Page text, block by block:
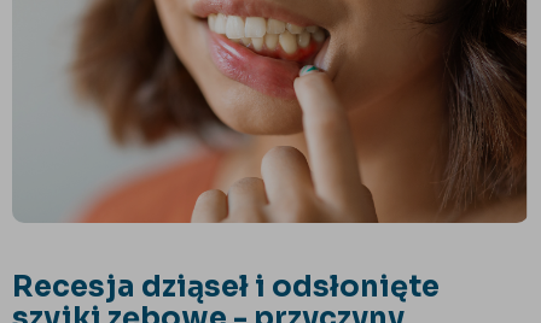
Recesja dziąseł i odsłonięte